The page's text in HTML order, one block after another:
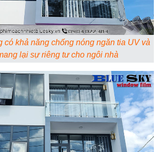
có khả năng chống nóng ngăn tia UV và
lại sự riêng tư cho ngôi nhà